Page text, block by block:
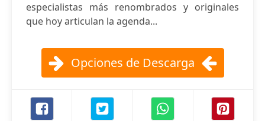
especialistas más renombrados y originales
que hoy articulan la agenda...
Opciones de Descarga